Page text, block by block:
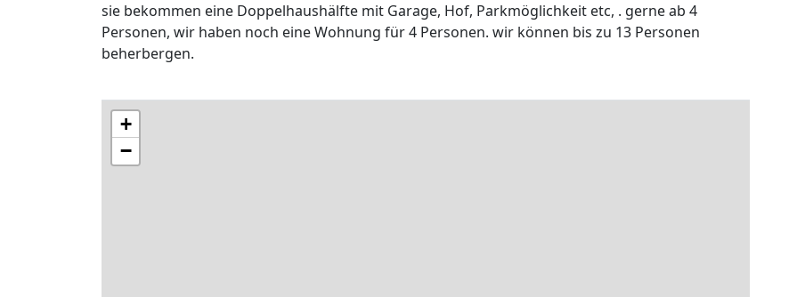
sie bekommen eine Doppelhaushälfte mit Garage, Hof, Parkmöglichkeit etc, . gerne ab 4
Personen, wir haben noch eine Wohnung für 4 Personen. wir können bis zu 13 Personen
beherbergen.
+
−